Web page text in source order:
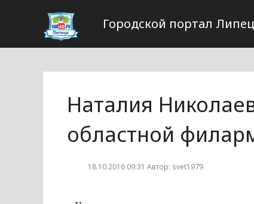
Городской портал
Наталия
областной
18.10.2016 09:31 Автор: svet1979